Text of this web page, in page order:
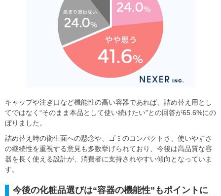
キャップや注ぎ口など機能性の高い容器であれば、詰め替え用とし
てではなく“そのまま本品として使い続けたい”との回答が65.6%にの
ぼりました。
詰め替え時の衛生面への懸念や、ゴミのコンパクトさ、使いやすさ
の継続性を重視する意見も多数挙げられており、今後は高品質な容
器を長く使える設計が、消費者に支持されやすい傾向となっていま
す。
今後の化粧品選びは“容器の機能性”もポイントに